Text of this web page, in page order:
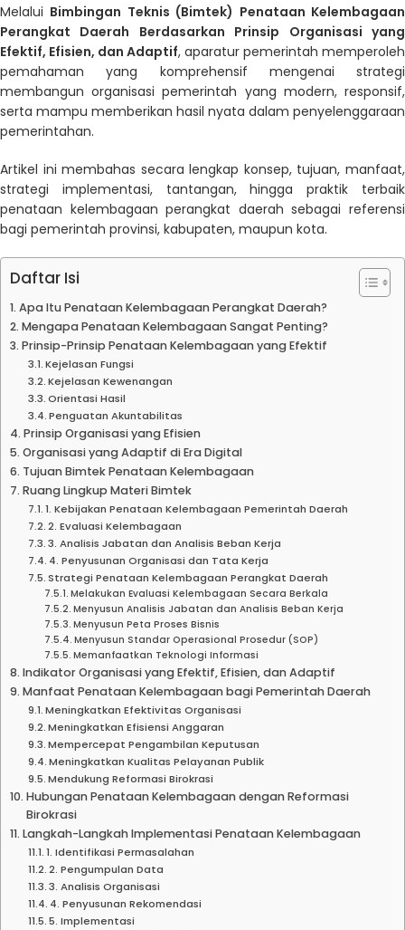
Melalui Bimbingan Teknis (Bimtek) Penataan Kelembagaan
Perangkat Daerah Berdasarkan Prinsip Organisasi yang
Efektif, Efisien, dan Adaptif, aparatur pemerintah memperoleh
pemahaman yang komprehensif mengenai strategi
membangun organisasi pemerintah yang modern, responsif,
serta mampu memberikan hasil nyata dalam penyelenggaraan
pemerintahan.
Artikel ini membahas secara lengkap konsep, tujuan, manfaat,
strategi implementasi, tantangan, hingga praktik terbaik
penataan kelembagaan perangkat daerah sebagai referensi
bagi pemerintah provinsi, kabupaten, maupun kota.
Daftar Isi
Apa Itu Penataan Kelembagaan Perangkat Daerah?
Mengapa Penataan Kelembagaan Sangat Penting?
Prinsip-Prinsip Penataan Kelembagaan yang Efektif
Kejelasan Fungsi
Kejelasan Kewenangan
Orientasi Hasil
Penguatan Akuntabilitas
Prinsip Organisasi yang Efisien
Organisasi yang Adaptif di Era Digital
Tujuan Bimtek Penataan Kelembagaan
Ruang Lingkup Materi Bimtek
1. Kebijakan Penataan Kelembagaan Pemerintah Daerah
2. Evaluasi Kelembagaan
3. Analisis Jabatan dan Analisis Beban Kerja
4. Penyusunan Organisasi dan Tata Kerja
Strategi Penataan Kelembagaan Perangkat Daerah
Melakukan Evaluasi Kelembagaan Secara Berkala
Menyusun Analisis Jabatan dan Analisis Beban Kerja
Menyusun Peta Proses Bisnis
Menyusun Standar Operasional Prosedur (SOP)
Memanfaatkan Teknologi Informasi
Indikator Organisasi yang Efektif, Efisien, dan Adaptif
Manfaat Penataan Kelembagaan bagi Pemerintah Daerah
Meningkatkan Efektivitas Organisasi
Meningkatkan Efisiensi Anggaran
Mempercepat Pengambilan Keputusan
Meningkatkan Kualitas Pelayanan Publik
Mendukung Reformasi Birokrasi
Hubungan Penataan Kelembagaan dengan Reformasi
Birokrasi
Langkah-Langkah Implementasi Penataan Kelembagaan
1. Identifikasi Permasalahan
2. Pengumpulan Data
3. Analisis Organisasi
4. Penyusunan Rekomendasi
5. Implementasi